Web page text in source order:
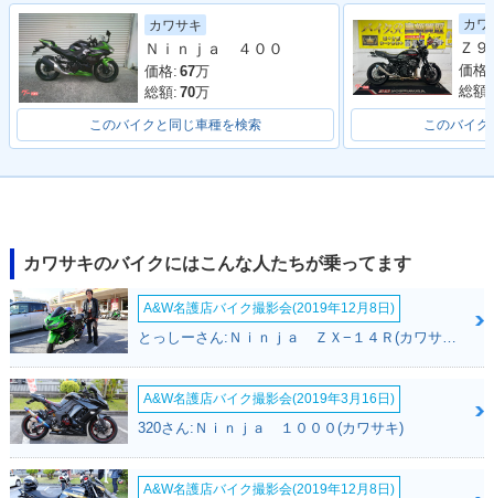
カワサキ
Ｎｉｎｊａ ４００
価格: 67万
総額: 70万
このバイクと同じ車種を検索
カワ
価格:
総額:
このバイク
カワサキのバイクにはこんな人たちが乗ってます
A&W名護店バイク撮影会(2019年12月8日)
A&W名護店バイク撮影会(2019年3月16日)
320さん:Ｎｉｎｊａ １０００(カワサキ)
A&W名護店バイク撮影会(2019年12月8日)